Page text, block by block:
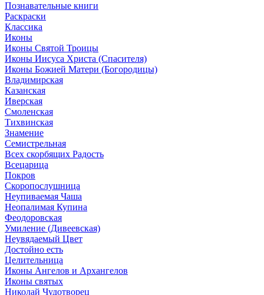
Познавательные книги
Раскраски
Классика
Иконы
Иконы Святой Троицы
Иконы Иисуса Христа (Спасителя)
Иконы Божией Матери (Богородицы)
Владимирская
Казанская
Иверская
Смоленская
Тихвинская
Знамение
Семистрельная
Всех скорбящих Радость
Всецарица
Покров
Скоропослушница
Неупиваемая Чаша
Неопалимая Купина
Феодоровская
Умиление (Дивеевская)
Неувядаемый Цвет
Достойно есть
Целительница
Иконы Ангелов и Архангелов
Иконы святых
Николай Чудотворец